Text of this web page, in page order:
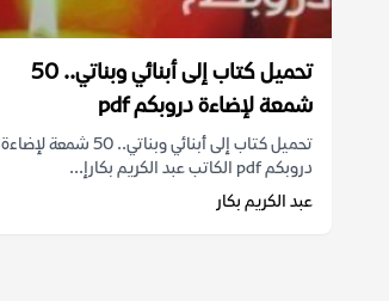
تحميل كتاب إلى أبنائي وبناتي.. 50
شمعة لإضاءة دروبكم pdf
تحميل كتاب إلى أبنائي وبناتي.. 50 شمعة لإضاءة
دروبكم pdf الكاتب عبد الكريم بكارإ...
عبد الكريم بكار